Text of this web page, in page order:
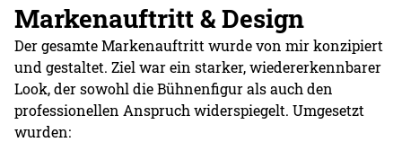
Markenauftritt & Design
Der gesamte Markenauftritt wurde von mir konzipiert
und gestaltet. Ziel war ein starker, wiedererkennbarer
Look, der sowohl die Bühnenfigur als auch den
professionellen Anspruch widerspiegelt. Umgesetzt
wurden: